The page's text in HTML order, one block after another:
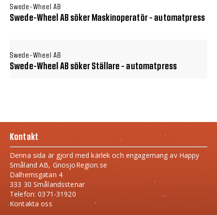
Swede-Wheel AB
Swede-Wheel AB söker Maskinoperatör - automatpress
Swede-Wheel AB
Swede-Wheel AB söker Ställare - automatpress
Kontakt
Denna sida är gjord med kärlek och engagemang av Happy
Småland AB, GnosjoRegion.se
Dalhemsgatan 4
333 30 Smålandsstenar
Telefon: 0371-31920
Kontakta oss